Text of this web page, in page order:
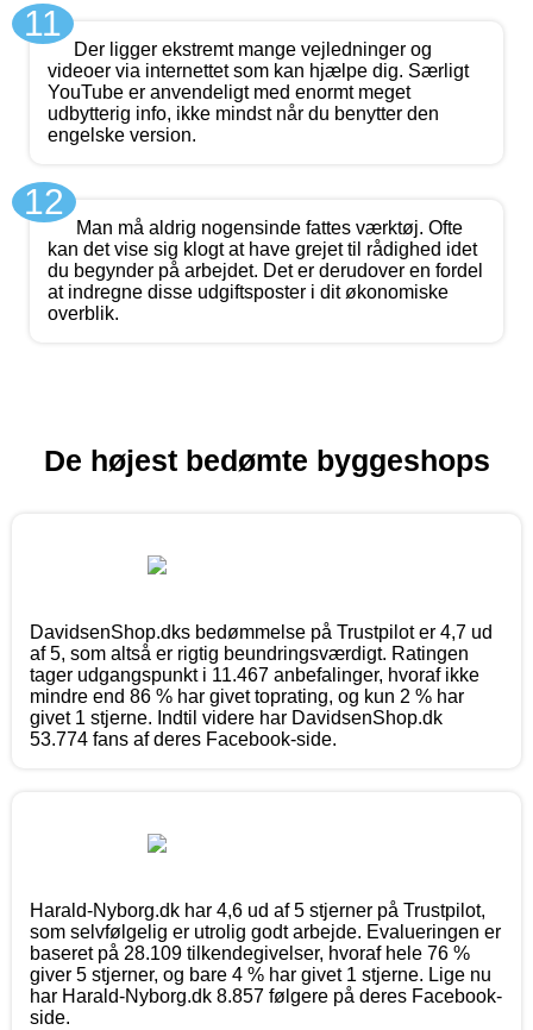
11
Der ligger ekstremt mange vejledninger og
videoer via internettet som kan hjælpe dig. Særligt
YouTube er anvendeligt med enormt meget
udbytterig info, ikke mindst når du benytter den
engelske version.
12
Man må aldrig nogensinde fattes værktøj. Ofte
kan det vise sig klogt at have grejet til rådighed idet
du begynder på arbejdet. Det er derudover en fordel
at indregne disse udgiftsposter i dit økonomiske
overblik.
De højest bedømte byggeshops
DavidsenShop.dks bedømmelse på Trustpilot er 4,7 ud
af 5, som altså er rigtig beundringsværdigt. Ratingen
tager udgangspunkt i 11.467 anbefalinger, hvoraf ikke
mindre end 86 % har givet toprating, og kun 2 % har
givet 1 stjerne. Indtil videre har DavidsenShop.dk
53.774 fans af deres Facebook-side.
Harald-Nyborg.dk har 4,6 ud af 5 stjerner på Trustpilot,
som selvfølgelig er utrolig godt arbejde. Evalueringen er
baseret på 28.109 tilkendegivelser, hvoraf hele 76 %
giver 5 stjerner, og bare 4 % har givet 1 stjerne. Lige nu
har Harald-Nyborg.dk 8.857 følgere på deres Facebook-
side.